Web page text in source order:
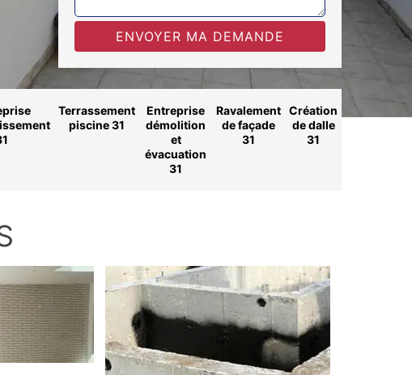
Terrassement
piscine 31
Entreprise
démolition
et
évacuation
31
Ravalement
de façade
31
Création
de dalle
31